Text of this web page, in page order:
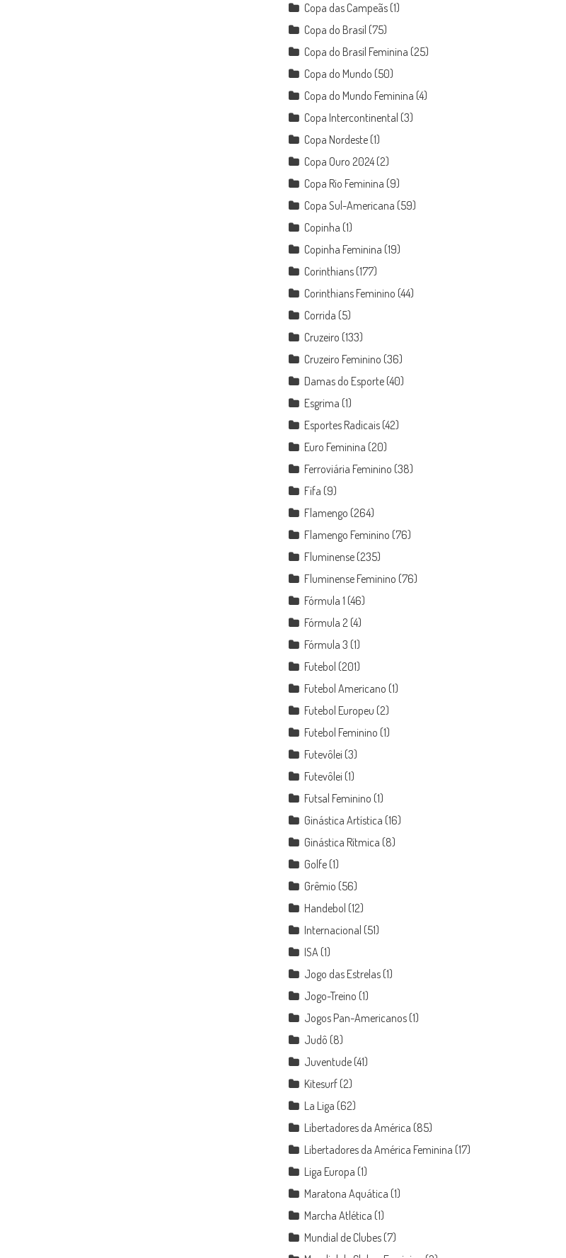
Copa das Campeãs (1)
Copa do Brasil (75)
Copa do Brasil Feminina (25)
Copa do Mundo (50)
Copa do Mundo Feminina (4)
Copa Intercontinental (3)
Copa Nordeste (1)
Copa Ouro 2024(2)
Copa Rio Feminina (9)
Copa Sul-Americana (59)
Copinha (1)
Copinha Feminina (19)
Corinthians (177)
Corinthians Feminino (44)
Corrida (5)
Cruzeiro (133)
Cruzeiro Feminino (36)
Damas do Esporte (40)
Esgrima (1)
Esportes Radicais (42)
Euro Feminina (20)
Ferroviária Feminino (38)
Fifa (9)
Flamengo (264)
Flamengo Feminino (76)
Fluminense (235)
Fluminense Feminino (76)
Fórmula 1 (46)
Fórmula 2 (4)
Fórmula 3 (1)
Futebol (201)
Futebol Americano (1)
Futebol Europeu (2)
Futebol Feminino (1)
Futevôlei (3)
Futevôlei (1)
Futsal Feminino (1)
Ginástica Artística (16)
Ginástica Rítmica (8)
Golfe (1)
Grêmio (56)
Handebol (12)
Internacional (51)
ISA (1)
Jogo das Estrelas (1)
Jogo-Treino (1)
Jogos Pan-Americanos (1)
Judô (8)
Juventude (41)
Kitesurf (2)
La Liga (62)
Libertadores da América (85)
Libertadores da América Feminina (17)
Liga Europa (1)
Maratona Aquática (1)
Marcha Atlética (1)
Mundial de Clubes (7)